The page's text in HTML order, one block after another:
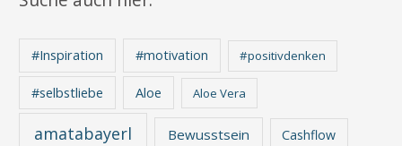
#Inspiration #motivation #positivdenken
#selbstliebe Aloe Aloe Vera
amatabayerl Bewusstsein Cashflow